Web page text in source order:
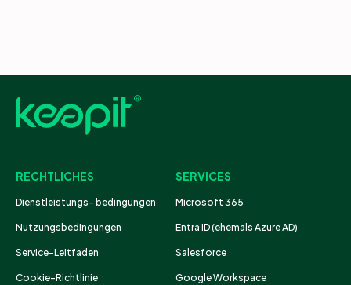
RECHTLICHES
Dienstleistungs- bedingungen
Nutzungsbedingungen
Service-Leitfaden
Cookie-Richtlinie
SERVICES
Microsoft 365
Entra ID (ehemals Azure AD)
Salesforce
Google Workspace